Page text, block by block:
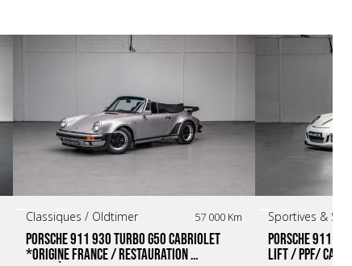
Classiques / Oldtimer 57 000 Km
Porsche 911 930 Turbo G50 Cabriolet
*Origine France / Restauration
Sportives &
Porsche 911
Lift / PPF/